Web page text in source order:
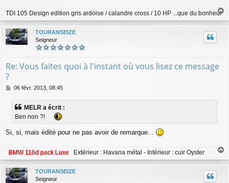
e
TDI 105 Design edition gris ardoise / calandre cross / 10 HP ...que du bonheur
a
u
TOURANSEIZE
Seigneur
Re: Vous faites quoi à l'instant où vous lisez ce message
?
M
s
g
e
06 févr. 2013, 08:45
MELR a écrit :
Ben non ?!
Si, si, mais édité pour ne pas avoir de remarque...
BMW 116d pack Luxe Extérieur : Havana métal - Intérieur : cuir Oyster
a
u
TOURANSEIZE
Seigneur